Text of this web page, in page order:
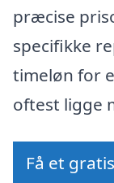
præcise
specifikke
timeløn for
oftest ligge
Få et